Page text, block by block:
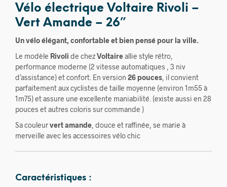
Vélo électrique Voltaire Rivoli –
Vert Amande – 26”
Un vélo élégant, confortable et bien pensé pour la ville.
Le modèle Rivoli de chezVoltaireallie style rétro,
performance moderne (2 vitesse automatiques , 3 niv
d’assistance) et confort. En version 26 pouces , il convient
parfaitement aux cyclistes de taille moyenne (environ 1m55 à
1m75) et assure une excellente maniabilité. (existe aussi en 28
pouces et autres coloris sur commande )
Sa couleurvert amande , douce et raffinée, se marie à
merveille avec les accessoires vélo chic
Caractéristiques :